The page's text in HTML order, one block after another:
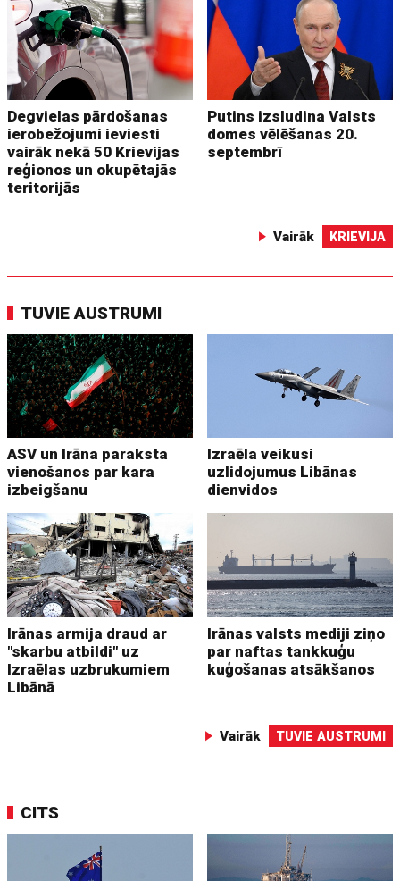
Degvielas pārdošanas
ierobežojumi ieviesti
vairāk nekā 50 Krievijas
reģionos un okupētajās
teritorijās
Putins izsludina Valsts
domes vēlēšanas 20.
septembrī
Vairāk KRIEVIJA
TUVIE AUSTRUMI
ASV un Irāna paraksta
vienošanos par kara
izbeigšanu
Izraēla veikusi
uzlidojumus Libānas
dienvidos
Irānas armija draud ar
"skarbu atbildi" uz
Izraēlas uzbrukumiem
Libānā
Irānas valsts mediji ziņo
par naftas tankkuģu
kuģošanas atsākšanos
Vairāk TUVIE AUSTRUMI
CITS